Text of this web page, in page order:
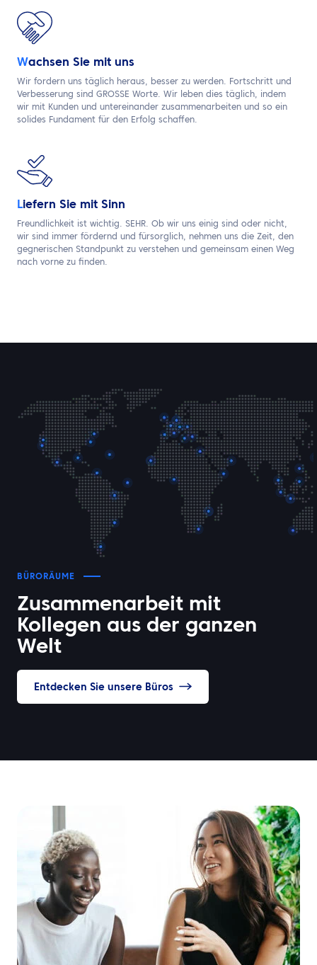
Wachsen Sie mit uns
Wir fordern uns täglich heraus, besser zu werden. Fortschritt und
Verbesserung sind GROSSE Worte. Wir leben dies täglich, indem
wir mit Kunden und untereinander zusammenarbeiten und so ein
solides Fundament für den Erfolg schaffen.
Liefern Sie mit Sinn
Freundlichkeit ist wichtig. SEHR. Ob wir uns einig sind oder nicht,
wir sind immer fördernd und fürsorglich, nehmen uns die Zeit, den
gegnerischen Standpunkt zu verstehen und gemeinsam einen Weg
nach vorne zu finden.
BÜRORÄUME
Zusammenarbeit mit
Kollegen aus der ganzen
Welt
Entdecken Sie unsere Büros